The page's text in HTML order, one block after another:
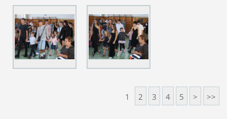
1 2 3 4 5 > >>